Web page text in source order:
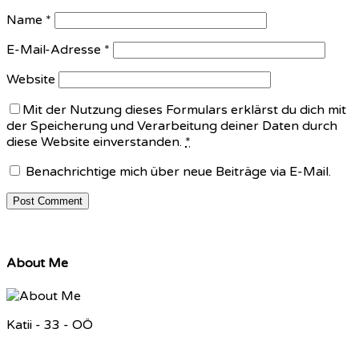
Name *
E-Mail-Adresse *
Website
Mit der Nutzung dieses Formulars erklärst du dich mit
der Speicherung und Verarbeitung deiner Daten durch
diese Website einverstanden. *
Benachrichtige mich über neue Beiträge via E-Mail.
About Me
Katii - 33 - OÖ